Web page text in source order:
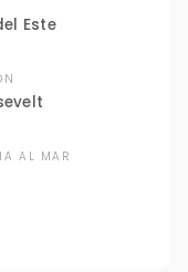
Este
AL MAR